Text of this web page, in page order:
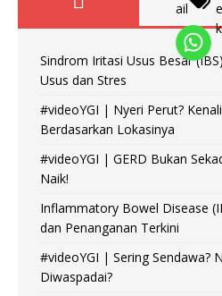
Sindrom Iritasi Usus Besar
Usus dan Stres
#videoYGI | Nyeri Perut?
Berdasarkan Lokasinya
#videoYGI | GERD Bukan
Naik!
Inflammatory Bowel Disease
dan Penanganan Terkini
#videoYGI | Sering Sendawa?
Diwaspadai?